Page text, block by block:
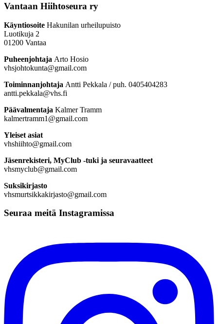
Vantaan Hiihtoseura ry
Käyntiosoite Hakunilan urheilupuisto
Luotikuja 2
01200 Vantaa
Puheenjohtaja Arto Hosio
vhsjohtokunta@gmail.com
Toiminnanjohtaja Antti Pekkala / puh. 0405404283
antti.pekkala@vhs.fi
Päävalmentaja Kalmer Tramm
kalmertramm1@gmail.com
Yleiset asiat
vhshiihto@gmail.com
Jäsenrekisteri, MyClub -tuki ja seuravaatteet
vhsmyclub@gmail.com
Suksikirjasto
vhsmurtsikkakirjasto@gmail.com
Seuraa meitä Instagramissa